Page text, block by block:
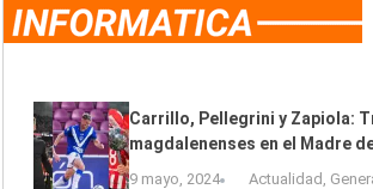
Carrillo, Pellegrini y Zapiola:
magdalenenses en el Madre
9 mayo, 2024 Actualidad